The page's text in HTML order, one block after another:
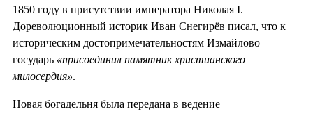
1850 году в присутствии императора Николая I.
Дореволюционный историк Иван Снегирёв писал, что к
историческим достопримечательностям Измайлово
государь «присоединил памятник христианского
милосердия».
Новая богадельня была передана в ведение